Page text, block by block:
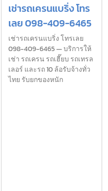
เช่ารถเครนแบริ่ง โทร
เลย 098-409-6465
เช่ารถเครนแบริ่ง โทรเลย
098-409-6465 — บริการให้
เช่า รถเครน รถเฮี๊ยบ รถเทรล
เลอร์ และรถ 10 ล้อรับจ้างทั่ว
ไทย รับยกของหนัก